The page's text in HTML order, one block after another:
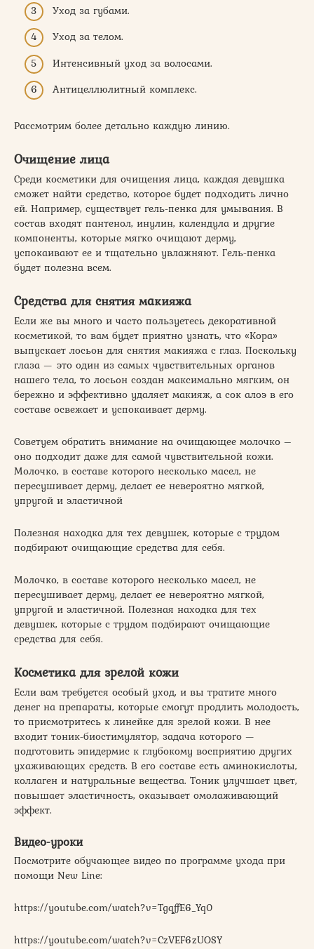
Уход за губами.
Уход за телом.
Интенсивный уход за волосами.
Антицеллюлитный комплекс.
Рассмотрим более детально каждую линию.
Очищение лица
Среди косметики для очищения лица, каждая девушка
сможет найти средство, которое будет подходить лично
ей. Например, существует гель-пенка для умывания. В
состав входят пантенол, инулин, календула и другие
компоненты, которые мягко очищают дерму,
успокаивают ее и тщательно увлажняют. Гель-пенка
будет полезна всем.
Средства для снятия макияжа
Если же вы много и часто пользуетесь декоративной
косметикой, то вам будет приятно узнать, что «Кора»
выпускает лосьон для снятия макияжа с глаз. Поскольку
глаза — это один из самых чувствительных органов
нашего тела, то лосьон создан максимально мягким, он
бережно и эффективно удаляет макияж, а сок алоэ в его
составе освежает и успокаивает дерму.
Советуем обратить внимание на очищающее молочко –
оно подходит даже для самой чувствительной кожи.
Молочко, в составе которого несколько масел, не
пересушивает дерму, делает ее невероятно мягкой,
упругой и эластичной
Полезная находка для тех девушек, которые с трудом
подбирают очищающие средства для себя.
Молочко, в составе которого несколько масел, не
пересушивает дерму, делает ее невероятно мягкой,
упругой и эластичной. Полезная находка для тех
девушек, которые с трудом подбирают очищающие
средства для себя.
Косметика для зрелой кожи
Если вам требуется особый уход, и вы тратите много
денег на препараты, которые смогут продлить молодость,
то присмотритесь к линейке для зрелой кожи. В нее
входит тоник-биостимулятор, задача которого —
подготовить эпидермис к глубокому восприятию других
ухаживающих средств. В его составе есть аминокислоты,
коллаген и натуральные вещества. Тоник улучшает цвет,
повышает эластичность, оказывает омолаживающий
эффект.
Видео-уроки
Посмотрите обучающее видео по программе ухода при
помощи New Line:
https://youtube.com/watch?v=TgqffE6_Yq0
https://youtube.com/watch?v=CzVEF6zUOSY